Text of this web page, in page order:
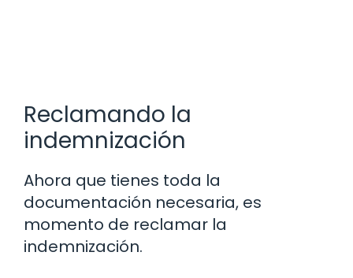
Reclamando la
indemnización
Ahora que tienes toda la
documentación necesaria, es
momento de reclamar la
indemnización.